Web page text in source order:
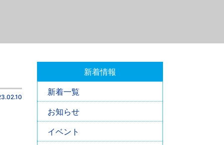
新着情報
新着一覧
お知らせ
イベント